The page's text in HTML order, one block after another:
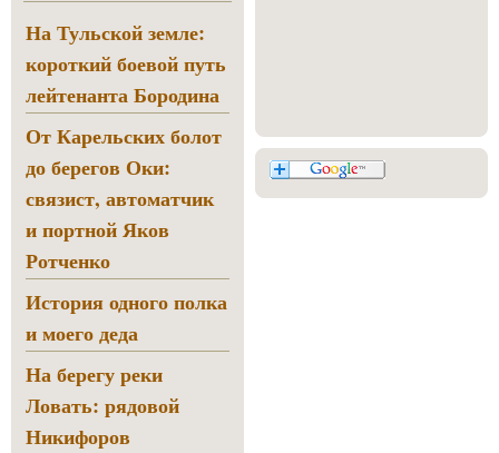
На Тульской земле:
короткий боевой путь
лейтенанта Бородина
От Карельских болот
до берегов Оки:
связист, автоматчик
и портной Яков
Ротченко
История одного полка
и моего деда
На берегу реки
Ловать: рядовой
Никифоров